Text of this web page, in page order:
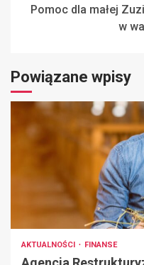
Pomoc dla małej
w
Powiązane wpisy
AKTUALNOŚCI FINANSE